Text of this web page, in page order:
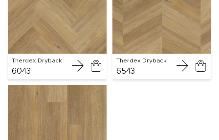
Therdex Dryback
6043
Therdex Dryback
6543